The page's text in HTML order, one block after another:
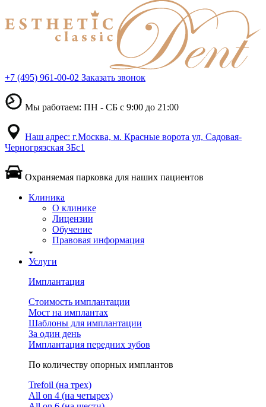
+7 (495) 961-00-02 Заказать звонок
Мы работаем: ПН - СБ с 9:00 до 21:00
Наш адрес: г.Москва, м. Красные ворота ул, Садовая-
Черногрязская 3Бс1
Охраняемая парковка для наших пациентов
Клиника
О клинике
Лицензии
Обучение
Правовая информация
Услуги
Имплантация
Стоимость имплантации
Мост на имплантах
Шаблоны для имплантации
За один день
Имплантация передних зубов
По количеству опорных имплантов
Trefoil (на трех)
All on 4 (на четырех)